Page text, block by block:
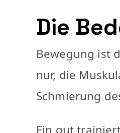
Die
Bewegung ist
nur, die
Schmierung
Ein gut